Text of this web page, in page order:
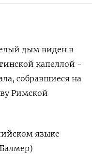
дым виден в
капеллой -
собравшиеся на
Римской
языке